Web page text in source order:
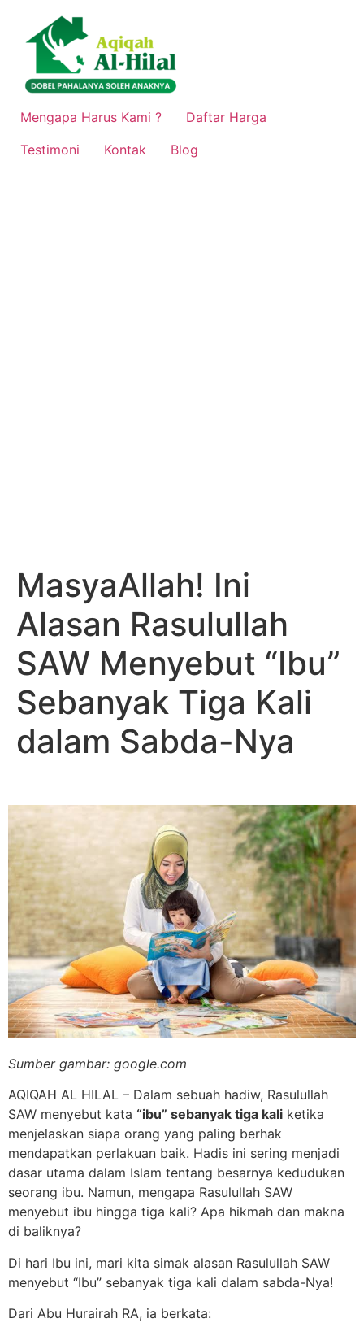
konten
Mengapa Harus Kami ?
Daftar Harga
Testimoni
Kontak Blog
MasyaAllah! Ini
Alasan Rasulullah
SAW Menyebut “Ibu”
Sebanyak Tiga Kali
dalam Sabda-Nya
Sumber gambar: google.com
AQIQAH AL HILAL – Dalam sebuah hadiw, Rasulullah
SAW menyebut kata “ibu” sebanyak tiga kali ketika
menjelaskan siapa orang yang paling berhak
mendapatkan perlakuan baik. Hadis ini sering menjadi
dasar utama dalam Islam tentang besarnya kedudukan
seorang ibu. Namun, mengapa Rasulullah SAW
menyebut ibu hingga tiga kali? Apa hikmah dan makna
di baliknya?
Di hari Ibu ini, mari kita simak alasan Rasulullah SAW
menyebut “Ibu” sebanyak tiga kali dalam sabda-Nya!
Dari Abu Hurairah RA, ia berkata: